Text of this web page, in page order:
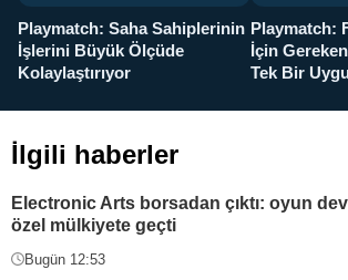
Playmatch: Saha Sahiplerinin
İşlerini Büyük Ölçüde
Kolaylaştırıyor
Playmatch:
İçin
Tek Bir
İlgili haberler
Electronic Arts borsadan çıktı: oyun
özel mülkiyete geçti
Bugün 12:53